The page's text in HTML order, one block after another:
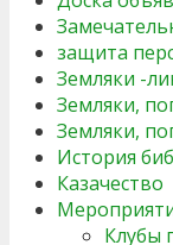
защита
Земляки -
Земляки,
Земляки,
История
Казачество
Клубы